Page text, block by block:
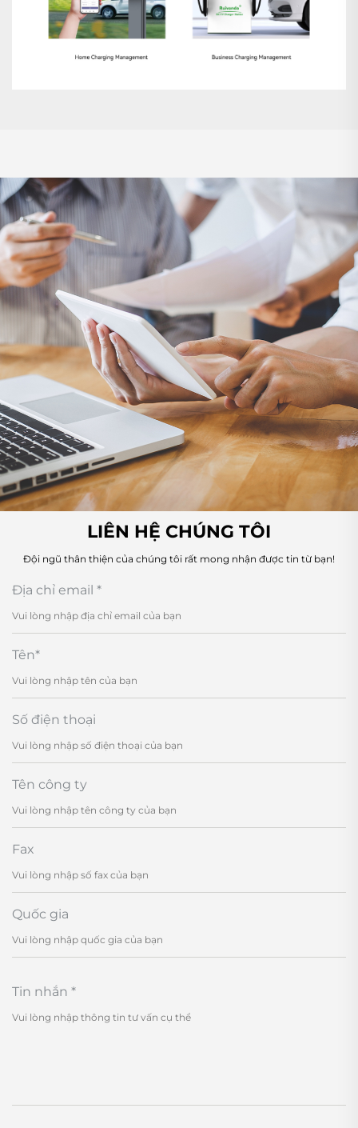
LIÊN HỆ CHÚNG TÔI
Đội ngũ thân thiện của chúng tôi rất mong nhận được tin từ bạn!
Địa chỉ email *
Tên*
Số điện thoại
Tên công ty
Fax
Quốc gia
Tin nhắn *